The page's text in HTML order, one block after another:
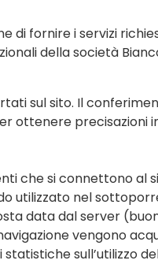
di fornire i servizi
della società
sul sito. Il
ottenere precisazioni
che si connettono al
utilizzato nel
data dal server
vengono
sull’utilizzo